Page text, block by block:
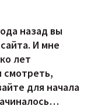
назад вы
И мне
лет
смотреть,
для начала